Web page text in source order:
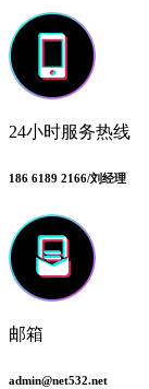
24小时服务热线
186 6189 2166/刘经理
邮箱
admin@net532.net